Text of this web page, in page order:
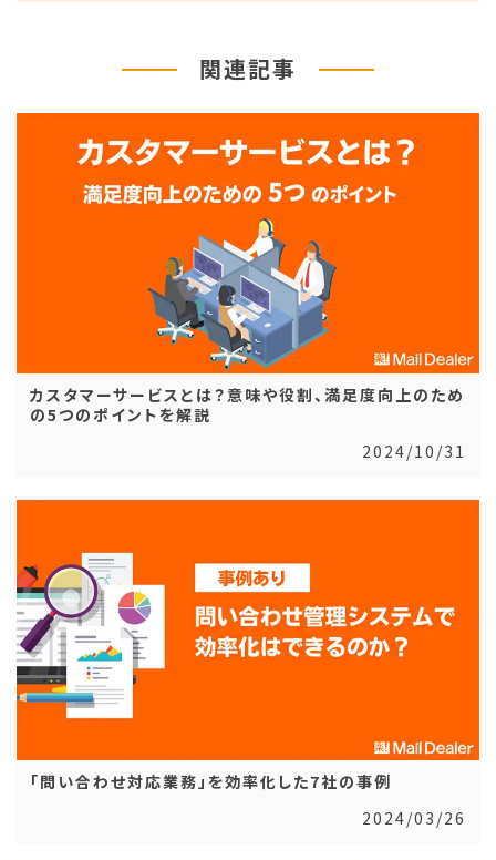
関連記事
カスタマーサービスとは？意味や役割、満足度向上のため
の5つのポイントを解説
2024/10/31
「問い合わせ対応業務」を効率化した7社の事例
2024/03/26